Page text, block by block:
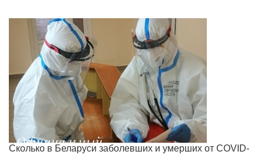
Сколько в Беларуси заболевших и умерших от COVID-